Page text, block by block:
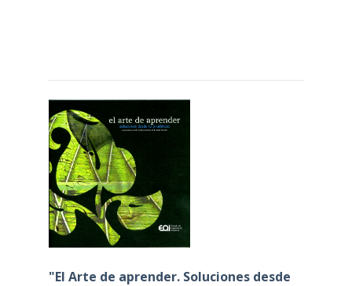
"El Arte de aprender. Soluciones desde